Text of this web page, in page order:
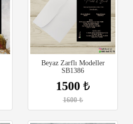
Beyaz Zarflı Modeller
SB1386
1500 ₺
1600₺